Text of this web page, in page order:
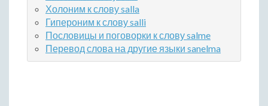
Холоним к слову salla
Гипероним к слову salli
Пословицы и поговорки к слову salme
Перевод слова на другие языки sanelma